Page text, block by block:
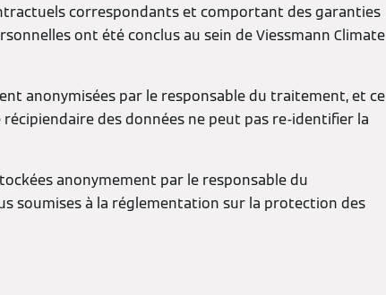
correspondants et comportant des garanties
ont été conclus au sein de Viessmann Climate
anonymisées par le responsable du traitement, et ce
des données ne peut pas re-identifier la
anonymement par le responsable du
soumises à la réglementation sur la protection des